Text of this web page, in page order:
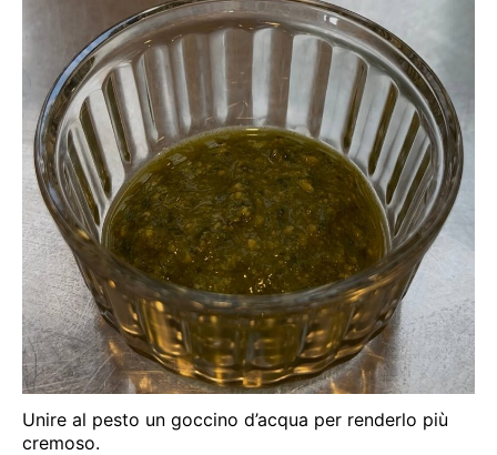
Unire al pesto un goccino d’acqua per renderlo più
cremoso.